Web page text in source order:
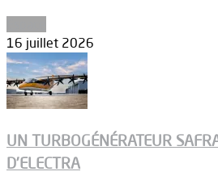
16 juillet 2026
UN TURBOGÉNÉRATEUR
D’ELECTRA